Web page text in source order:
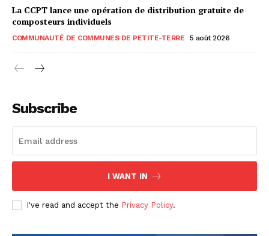
La CCPT lance une opération de distribution gratuite de
composteurs individuels
COMMUNAUTÉ DE COMMUNES DE PETITE-TERRE 5 août 2026
Subscribe
I WANT IN
I've read and accept the Privacy Policy.